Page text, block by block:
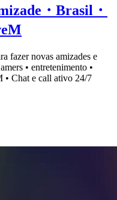
・Brasil・
fazer novas amizades e
• entretenimento •
• Chat e call ativo 24/7